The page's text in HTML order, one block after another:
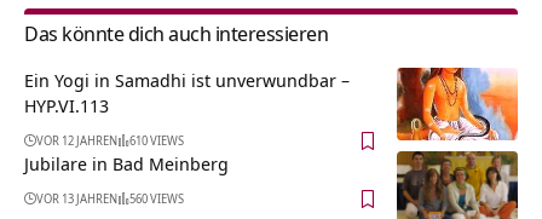
Das könnte dich auch interessieren
Ein Yogi in Samadhi ist unverwundbar –
HYP.VI.113
VOR 12 JAHREN 610 VIEWS
Jubilare in Bad Meinberg
VOR 13 JAHREN 560 VIEWS